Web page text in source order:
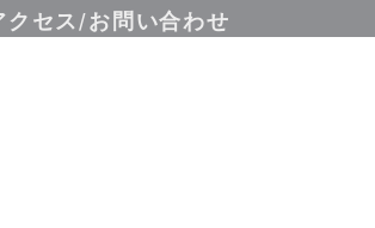
クセス/お問い合わせ